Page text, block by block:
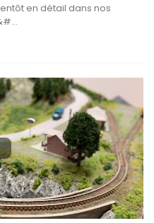
en détail dans nos